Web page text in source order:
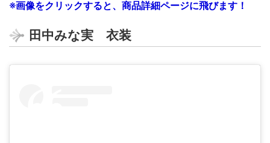
※画像をクリックすると、商品詳細ページに飛びます！
田中みな実 衣装